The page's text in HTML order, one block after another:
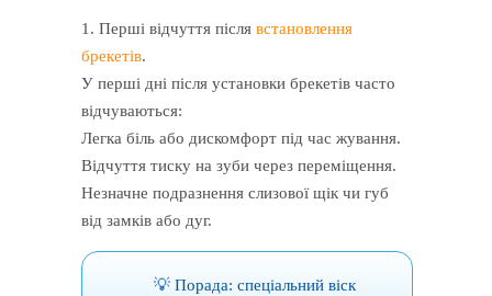
1. Перші відчуття після встановлення
брекетів.
У перші дні після установки брекетів часто
відчуваються:
Легка біль або дискомфорт під час жування.
Відчуття тиску на зуби через переміщення.
Незначне подразнення слизової щік чи губ
від замків або дуг.
💡 Порада: спеціальний віск